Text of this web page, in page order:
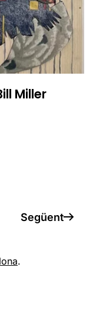
Miller
Següent
.